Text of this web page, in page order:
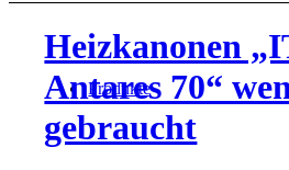
Produkte
Heizkanonen
Antares 70“
gebraucht